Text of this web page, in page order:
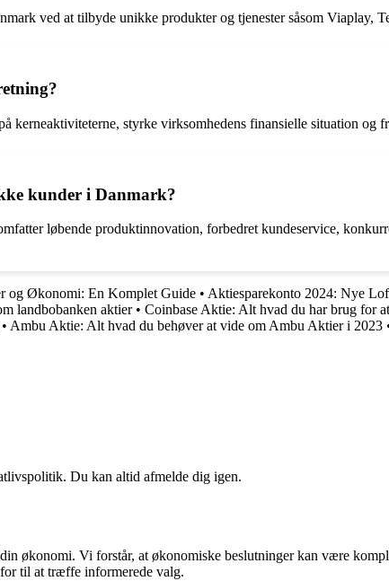
ved at tilbyde unikke produkter og tjenester såsom Viaplay,
kerneaktiviteterne, styrke virksomhedens finansielle situation og
kunder i Danmark?
løbende produktinnovation, forbedret kundeservice,
og Økonomi: En Komplet Guide • Aktiesparekonto 2024: Nye
landbobanken aktier• Coinbase Aktie: Alt hvad du har brug for
• Ambu Aktie: Alt hvad du behøver at vide om Ambu Aktier i 2023
Du kan altid afmelde dig igen.
økonomi. Vi forstår, at økonomiske beslutninger kan være
til at træffe informerede valg.